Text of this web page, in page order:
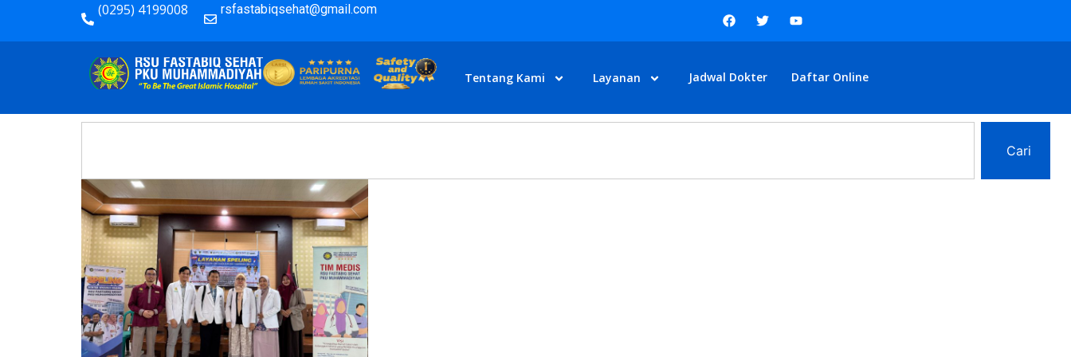
(0295) 4199008 rsfastabiqsehat@gmail.com
Tentang Kami Layanan Jadwal Dokter Daftar Online
Cari